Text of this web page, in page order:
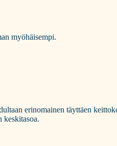
myöhäisempi.
erinomainen täyttäen
keskitasoa.